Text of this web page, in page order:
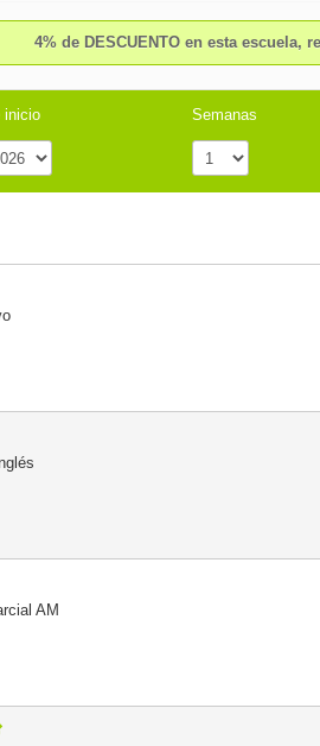
4% de DESCUENTO en esta escuela,
inicio Semanas
AM